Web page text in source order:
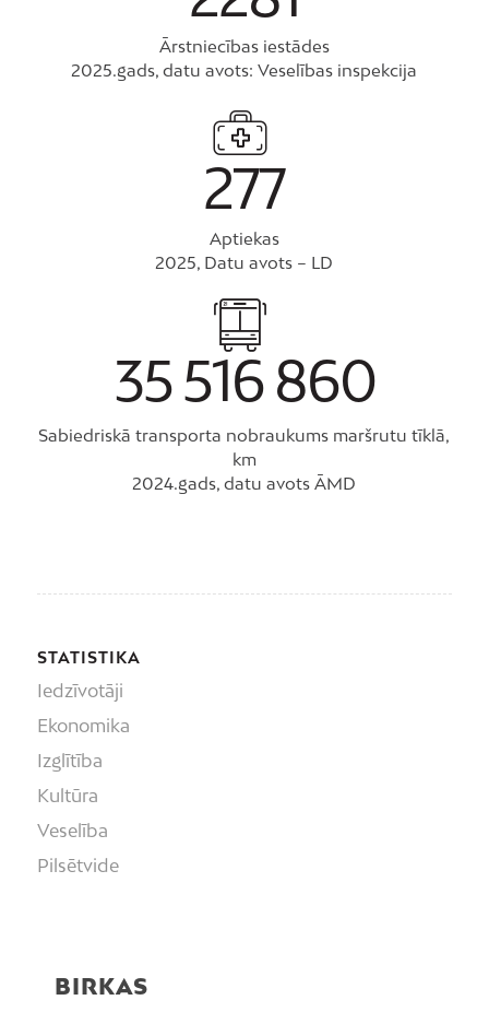
Ārstniecības iestādes
2025.gads, datu avots: Veselības inspekcija
277
Aptiekas
2025, Datu avots – LD
35516 860
Sabiedriskā transporta nobraukums maršrutu tīklā,
km
2024.gads, datu avots ĀMD
STATISTIKA
Iedzīvotāji
Ekonomika
Izglītība
Kultūra
Veselība
Pilsētvide
BIRKAS